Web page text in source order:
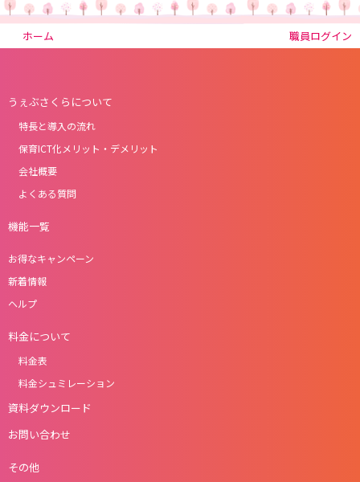
ホーム 職員ログイン
うぇぶさくらについて
特長と導入の流れ
保育ICT化メリット・デメリット
会社概要
よくある質問
機能一覧
お得なキャンペーン
新着情報
ヘルプ
料金について
料金表
料金シュミレーション
資料ダウンロード
お問い合わせ
その他